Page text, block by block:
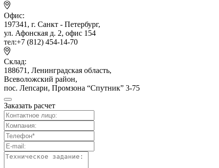
Офис:
197341, г. Санкт - Петербург,
ул. Афонская д. 2, офис 154
тел:+7 (812) 454-14-70
Склад:
188671, Ленинградская область,
Всеволожский район,
пос. Лепсари, Промзона “Спутник” 3-75
Заказать расчет